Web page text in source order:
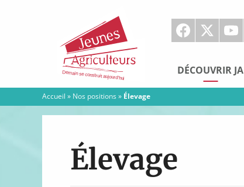
Agriculteurs
DÉCOUVRIR JA
Accueil » Nos positions» Élevage
Élevage